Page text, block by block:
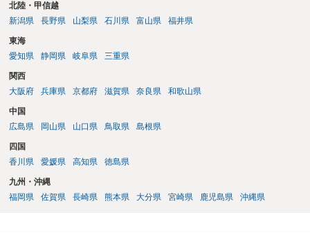
北陸・甲信越
新潟県
長野県 山梨県 石川県 富山県 福井県
東海
愛知県
静岡県 岐阜県 三重県
関西
大阪府
兵庫県 京都府 滋賀県 奈良県 和歌山県
中国
広島県
岡山県 山口県 鳥取県 島根県
四国
香川県
愛媛県 高知県 徳島県
九州・沖縄
福岡県
佐賀県 長崎県 熊本県 大分県 宮崎県 鹿児島県 沖縄県